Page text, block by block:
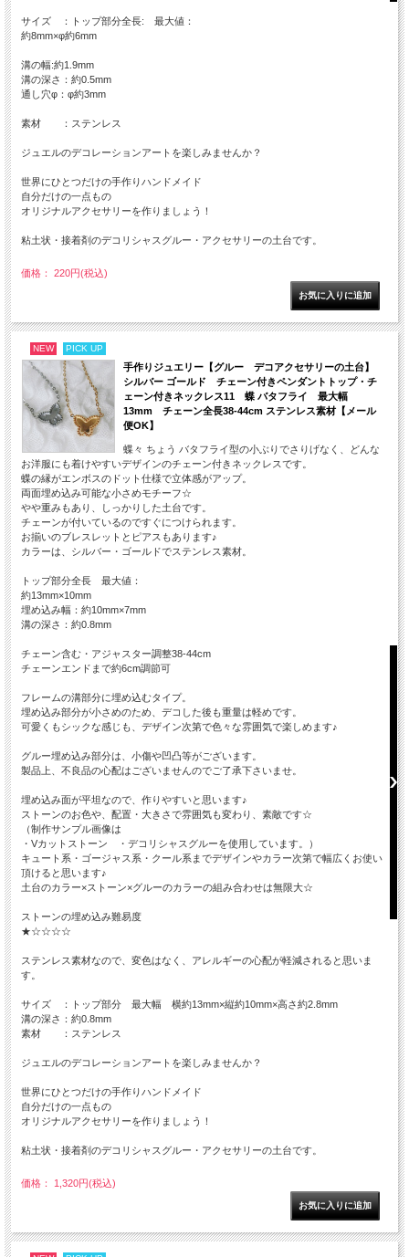
サイズ ：トップ部分全長: 最大値：
約8mm×φ約6mm
溝の幅:約1.9mm
溝の深さ：約0.5mm
通し穴φ：φ約3mm
素材 ：ステンレス
ジュエルのデコレーションアートを楽しみませんか？
世界にひとつだけの手作りハンドメイド
自分だけの一点もの
オリジナルアクセサリーを作りましょう！
粘土状・接着剤のデコリシャスグルー・アクセサリーの土台です。
価格： 220円(税込)
NEW PICK UP
手作りジュエリー【グルー デコアクセサリーの土台】
シルバー ゴールド チェーン付きペンダントトップ・チ
ェーン付きネックレス11 蝶 バタフライ 最大幅
13mm チェーン全長38-44cm ステンレス素材【メール
便OK】
蝶々 ちょう バタフライ型の小ぶりでさりげなく、どんな
お洋服にも着けやすいデザインのチェーン付きネックレスです。
蝶の縁がエンボスのドット仕様で立体感がアップ。
両面埋め込み可能な小さめモチーフ☆
やや重みもあり、しっかりした土台です。
チェーンが付いているのですぐにつけられます。
お揃いのブレスレットとピアスもあります♪
カラーは、シルバー・ゴールドでステンレス素材。
トップ部分全長 最大値：
約13mm×10mm
埋め込み幅：約10mm×7mm
溝の深さ：約0.8mm
チェーン含む・アジャスター調整38-44cm
チェーンエンドまで約6cm調節可
フレームの溝部分に埋め込むタイプ。
埋め込み部分が小さめのため、デコした後も重量は軽めです。
可愛くもシックな感じも、デザイン次第で色々な雰囲気で楽しめます♪
グルー埋め込み部分は、小傷や凹凸等がございます。
製品上、不良品の心配はございませんのでご了承下さいませ。
埋め込み面が平坦なので、作りやすいと思います♪
ストーンのお色や、配置・大きさで雰囲気も変わり、素敵です☆
（制作サンプル画像は
・Vカットストーン ・デコリシャスグルーを使用しています。）
キュート系・ゴージャス系・クール系までデザインやカラー次第で幅広くお使い
頂けると思います♪
土台のカラー×ストーン×グルーのカラーの組み合わせは無限大☆
ストーンの埋め込み難易度
★☆☆☆☆
ステンレス素材なので、変色はなく、アレルギーの心配が軽減されると思いま
す。
サイズ ：トップ部分 最大幅 横約13mm×縦約10mm×高さ約2.8mm
溝の深さ：約0.8mm
素材 ：ステンレス
ジュエルのデコレーションアートを楽しみませんか？
世界にひとつだけの手作りハンドメイド
自分だけの一点もの
オリジナルアクセサリーを作りましょう！
粘土状・接着剤のデコリシャスグルー・アクセサリーの土台です。
価格： 1,320円(税込)